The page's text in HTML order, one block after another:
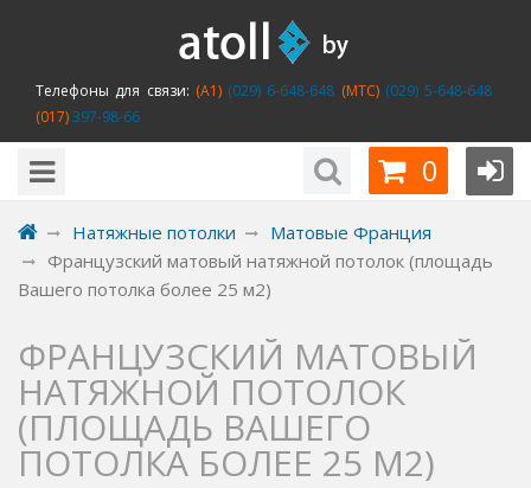
Телефоны для связи: (A1)(029) 6-648-648 (MTC)(029) 5-648-648
(017)397-98-66
0
Натяжные потолки
Матовые Франция
Французский матовый натяжной потолок (площадь
Вашего потолка более 25 м2)
ФРАНЦУЗСКИЙ МАТОВЫЙ
НАТЯЖНОЙ ПОТОЛОК
(ПЛОЩАДЬ ВАШЕГО
ПОТОЛКА БОЛЕЕ 25 М2)